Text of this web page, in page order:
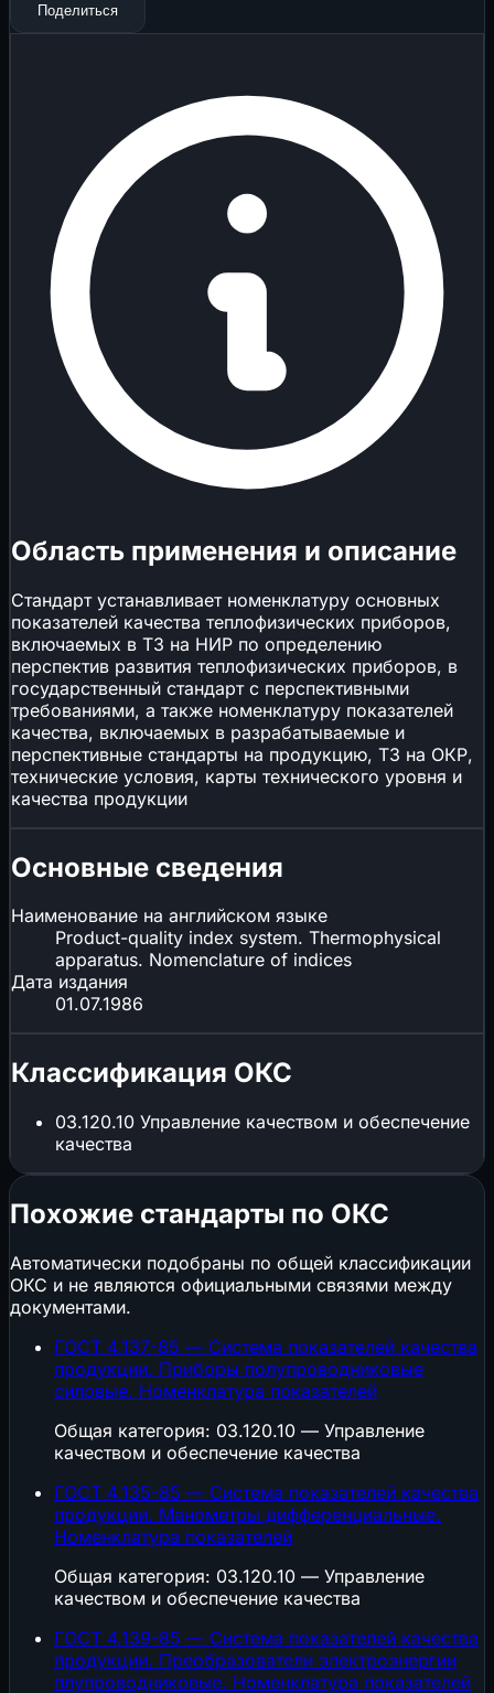
Поделиться
Область применения и описание
Стандарт устанавливает номенклатуру основных
показателей качества теплофизических приборов,
включаемых в ТЗ на НИР по определению
перспектив развития теплофизических приборов, в
государственный стандарт с перспективными
требованиями, а также номенклатуру показателей
качества, включаемых в разрабатываемые и
перспективные стандарты на продукцию, ТЗ на ОКР,
технические условия, карты технического уровня и
качества продукции
Основные сведения
Наименование на английском языке
Product-quality index system. Thermophysical
apparatus. Nomenclature of indices
Дата издания
01.07.1986
Классификация ОКС
03.120.10 Управление качеством и обеспечение
качества
Похожие стандарты по ОКС
Автоматически подобраны по общей классификации
ОКС и не являются официальными связями между
документами.
ГОСТ 4.137-85 — Система показателей качества
продукции. Приборы полупроводниковые
силовые. Номенклатура показателей
Общая категория: 03.120.10 — Управление
качеством и обеспечение качества
ГОСТ 4.135-85 — Система показателей качества
продукции. Манометры дифференциальные.
Номенклатура показателей
Общая категория: 03.120.10 — Управление
качеством и обеспечение качества
ГОСТ 4.139-85 — Система показателей качества
продукции. Преобразователи электроэнергии
плупроводниковые. Номенклатура показателей